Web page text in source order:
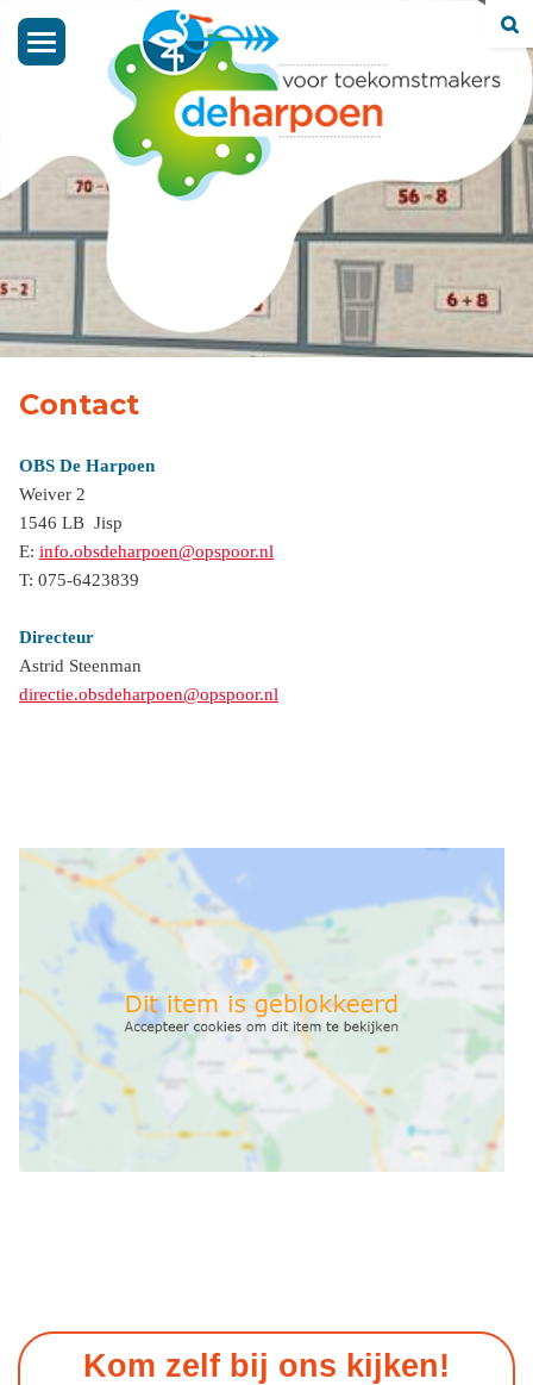
Toggle
navigation
Contact
OBS De Harpoen
Weiver 2
1546 LB Jisp
E: info.obsdeharpoen@opspoor.nl
T: 075-6423839
Directeur
Astrid Steenman
directie.obsdeharpoen@opspoor.nl
Kom zelf bij ons kijken!